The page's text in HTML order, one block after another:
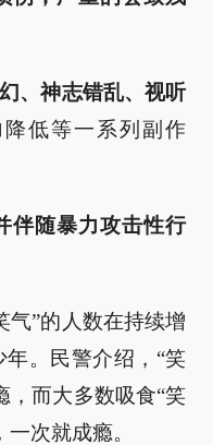
、神志错乱、视听
降低等一系列副作
伴随暴力攻击性行
气”的人数在持续增
。民警介绍，“笑
，而大多数吸食“笑
次就成瘾。